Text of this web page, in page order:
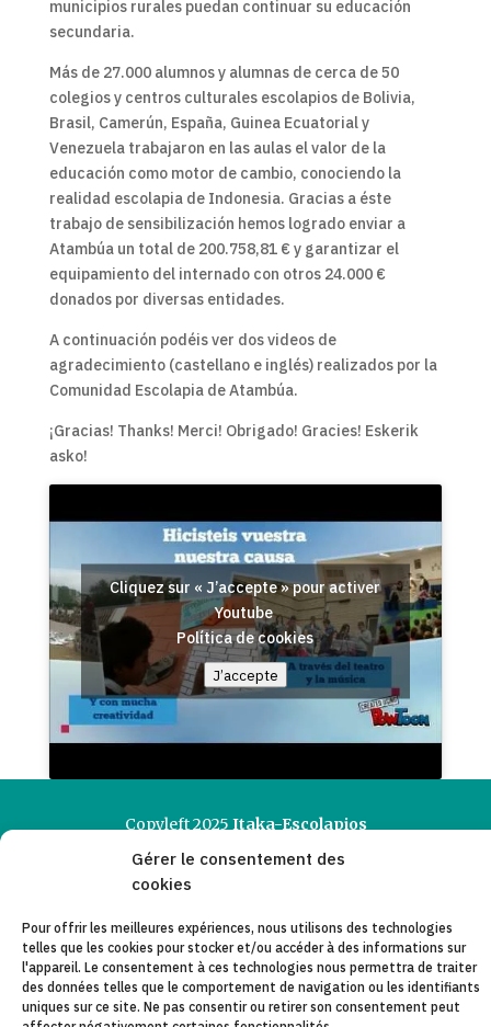
Gérer le consentement des
cookies
Pour offrir les meilleures expériences, nous utilisons des technologies
telles que les cookies pour stocker et/ou accéder à des informations sur
l'appareil. Le consentement à ces technologies nous permettra de traiter
des données telles que le comportement de navigation ou les identifiants
uniques sur ce site. Ne pas consentir ou retirer son consentement peut
municipios rurales puedan continuar su educación
secundaria.
Más de 27.000 alumnos y alumnas de cerca de 50
colegios y centros culturales escolapios de Bolivia,
Brasil, Camerún, España, Guinea Ecuatorial y
Venezuela trabajaron en las aulas el valor de la
educación como motor de cambio, conociendo la
realidad escolapia de Indonesia. Gracias a éste
trabajo de sensibilización hemos logrado enviar a
Atambúa un total de 200.758,81 € y garantizar el
equipamiento del internado con otros 24.000 €
donados por diversas entidades.
A continuación podéis ver dos videos de
agradecimiento (castellano e inglés) realizados por la
Comunidad Escolapia de Atambúa.
¡Gracias! Thanks! Merci! Obrigado! Gracies! Eskerik
asko!
Cliquez sur « J’accepte » pour activer
Youtube
Política de cookies
J’accepte
Copyleft 2025 Itaka-Escolapios
POLÍTIQUE DE CONFIDENTIALITÉ
CONTACT
CANAL DE DENUNCIAS